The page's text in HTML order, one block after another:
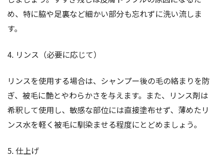
め、特に脇や足裏など細かい部分も忘れずに洗い流しま
す。
4. リンス（必要に応じて）
リンスを使用する場合は、シャンプー後の毛の絡まりを防
ぎ、被毛に艶とやわらかさを与えます。また、リンス剤は
希釈して使用し、敏感な部位には直接塗布せず、薄めたリ
ンス水を軽く被毛に馴染ませる程度にとどめましょう。
5. 仕上げ